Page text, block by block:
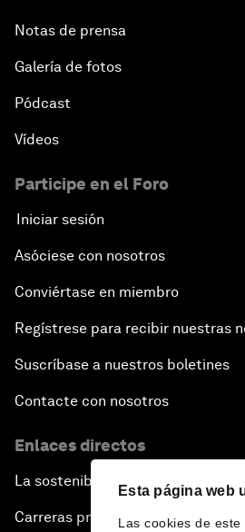
Esta página web
Las cookies de
Notas de prensa
Galería de fotos
Pódcast
Vídeos
Participe en el Foro
Iniciar sesión
Asóciese con nosotros
Conviértase en miembro
Regístrese para recibir nuestras
Suscríbase a nuestros boletines
Contacte con nosotros
Enlaces directos
La sostenibilidad en el Foro
Carreras profesionales